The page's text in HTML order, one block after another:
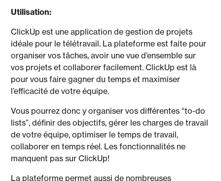
Utilisation:
ClickUp est une application de gestion de projets
idéale pour le télétravail. La plateforme est faite pour
organiser vos tâches, avoir une vue d’ensemble sur
vos projets et collaborer facilement. ClickUp est là
pour vous faire gagner du temps et maximiser
l’efficacité de votre équipe.
Vous pourrez donc y organiser vos différentes “to-do
lists”, définir des objectifs, gérer les charges de travail
de votre équipe, optimiser le temps de travail,
collaborer en temps réel. Les fonctionnalités ne
manquent pas sur ClickUp!
La plateforme permet aussi de nombreuses